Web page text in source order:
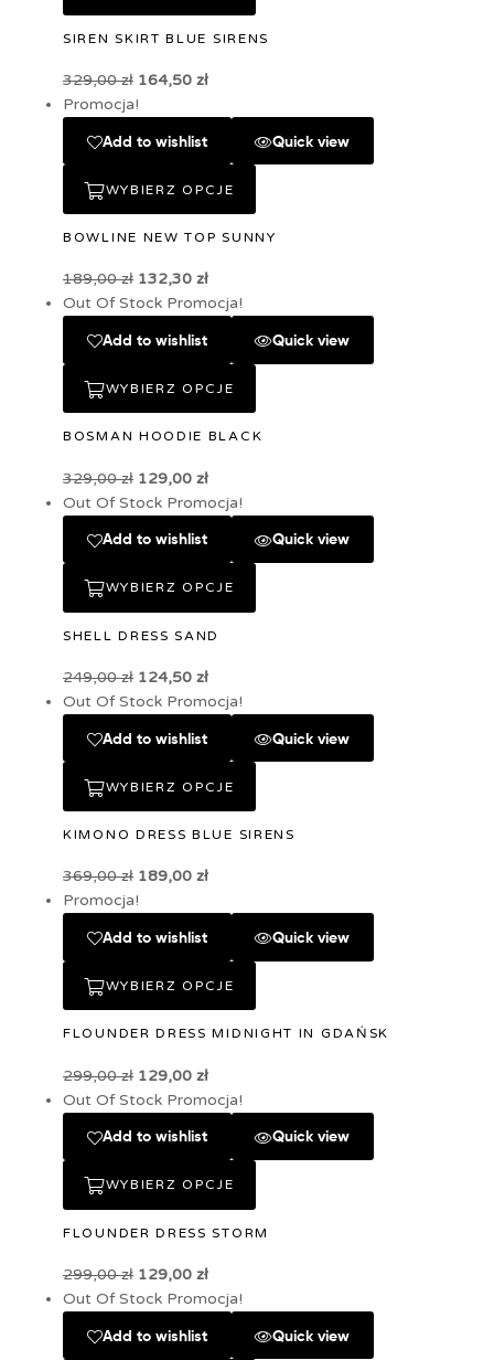
SIREN SKIRT BLUE SIRENS
329,00zł 164,50 zł
Promocja!
Add to wishlist Quick view
WYBIERZ OPCJE
BOWLINE NEW TOP SUNNY
189,00zł 132,30 zł
Out Of Stock Promocja!
Add to wishlist Quick view
WYBIERZ OPCJE
BOSMAN HOODIE BLACK
329,00zł 129,00 zł
Out Of Stock Promocja!
Add to wishlist Quick view
WYBIERZ OPCJE
SHELL DRESS SAND
249,00zł 124,50 zł
Out Of Stock Promocja!
Add to wishlist Quick view
WYBIERZ OPCJE
KIMONO DRESS BLUE SIRENS
369,00zł 189,00 zł
Promocja!
Add to wishlist Quick view
WYBIERZ OPCJE
FLOUNDER DRESS MIDNIGHT IN GDAŃSK
299,00zł 129,00 zł
Out Of Stock Promocja!
Add to wishlist Quick view
WYBIERZ OPCJE
FLOUNDER DRESS STORM
299,00zł 129,00 zł
Out Of Stock Promocja!
Add to wishlist Quick view